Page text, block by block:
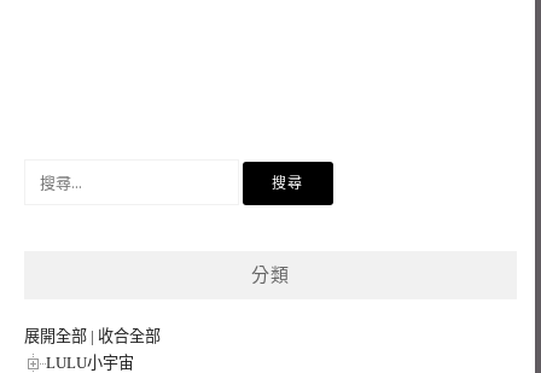
分類
展開全部 | 收合全部
LULU小宇宙